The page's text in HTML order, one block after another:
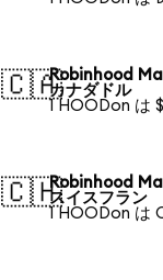
🇨🇦Robinhood
カナダドル
1 HOODon は
🇨🇭Robinhood
スイスフラン
1 HOODon は